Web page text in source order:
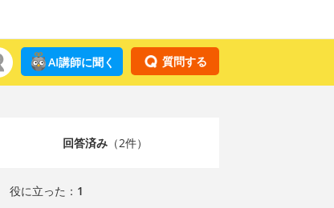
質問する
AI講師に聞く
回答済み（2件）
役に立った： 1